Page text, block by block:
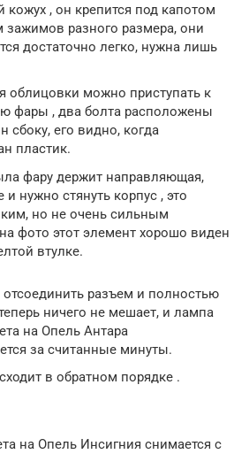
кожух , он крепится под капотом
зажимов разного размера, они
достаточно легко, нужна лишь
облицовки можно приступать к
фары , два болта расположены
сбоку, его видно, когда
пластик.
фару держит направляющая,
нужно стянуть корпус , это
но не очень сильным
фото этот элемент хорошо виден
втулке.
разъем и полностью
ничего не мешает, и лампа
на Опель Антара
за считанные минуты.
в обратном порядке .
на Опель Инсигния снимается с